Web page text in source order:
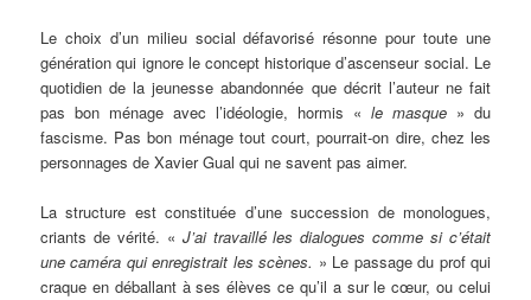
Le choix d’un milieu social défavorisé résonne pour toute une
génération qui ignore le concept historique d’ascenseur social. Le
quotidien de la jeunesse abandonnée que décrit l’auteur ne fait
pas bon ménage avec l’idéologie, hormis « le masque» du
fascisme. Pas bon ménage tout court, pourrait-on dire, chez les
personnages de Xavier Gual qui ne savent pas aimer.
La structure est constituée d’une succession de monologues,
criants de vérité. « J’ai travaillé les dialogues comme si c’était
une caméra qui enregistrait les scènes. » Le passage du prof qui
craque en déballant à ses élèves ce qu’il a sur le cœur, ou celui